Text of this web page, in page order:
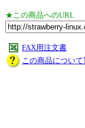
★この商品へのURL
FAX用注文書
この商品につい